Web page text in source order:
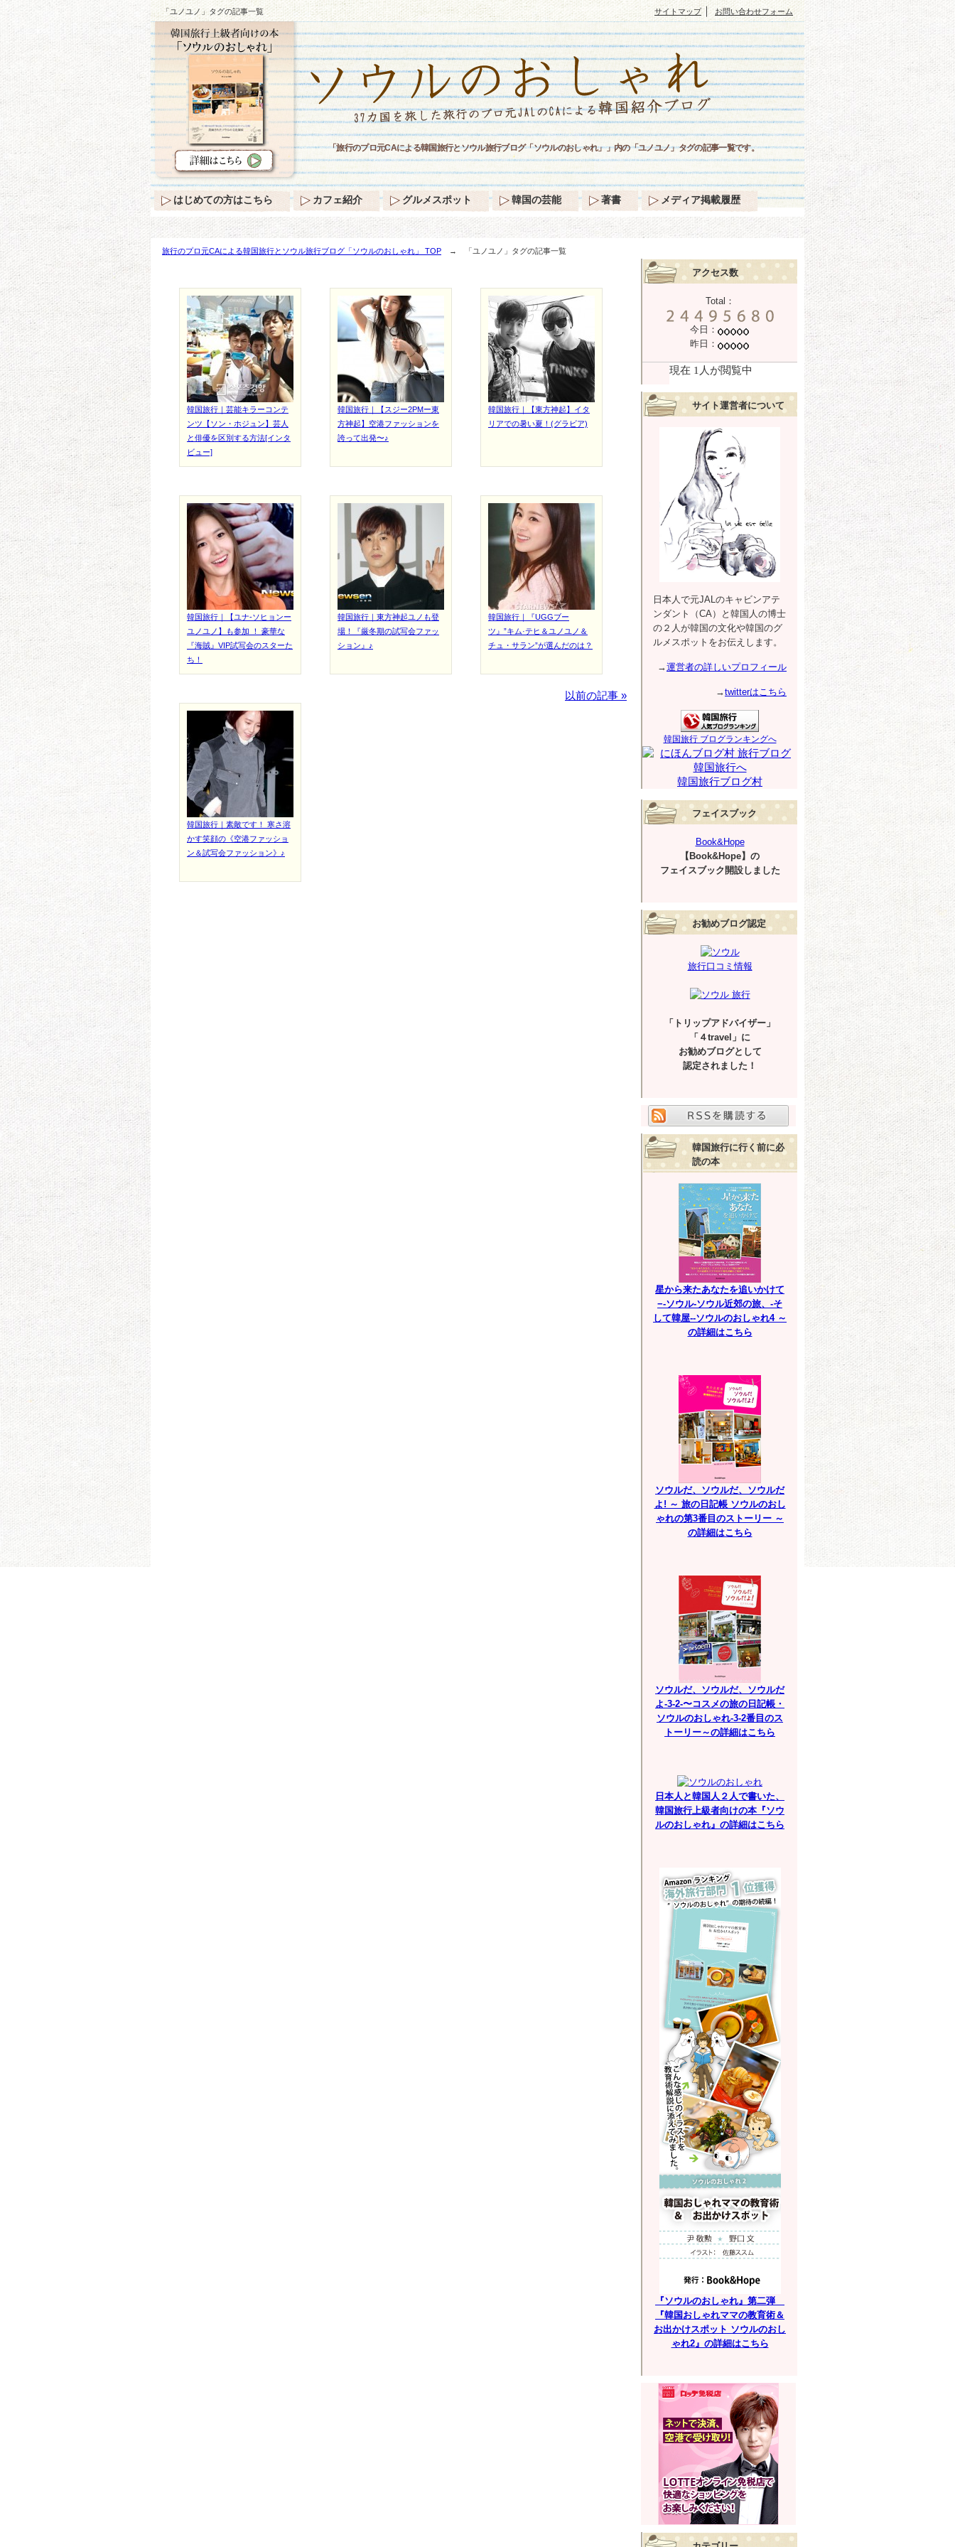
「ユノユノ」タグの記事一覧
旅行のプロ元CAによる韓国旅行とソウル旅行ブログ「ソウルのおしゃれ」 TOP → 「ユノユノ」タグの記事一覧
韓国旅行｜芸能キラーコンテ
ンツ【ソン・ホジュン】芸人
と俳優を区別する方法[インタ
ビュー]
韓国旅行｜【スジー2PMー東
方神起】空港ファッションを
誇って出発〜♪
韓国旅行｜【東方神起】イタ
リアでの暑い夏！(グラビア)
韓国旅行｜【ユナ-ソヒョンー
ユノユノ】も参加 ！ 豪華な
『海賊』VIP試写会のスターた
ち！
韓国旅行｜東方神起ユノも登
場！『厳冬期の試写会ファッ
ション』♪
韓国旅行｜『UGGブー
ツ』”キム·テヒ＆ユノユノ＆
チュ・サラン”が選んだのは？
韓国旅行｜素敵です！ 寒さ溶
かす笑顔の《空港ファッショ
ン＆試写会ファッション》♪
以前の記事 »
アクセス数
Total：
今日：
昨日：
サイト運営者について
日本人で元JALのキャビンアテ
ンダント（CA）と韓国人の博士
の２人が韓国の文化や韓国のグ
ルメスポットをお伝えします。
→運営者の詳しいプロフィール
→twitterはこちら
韓国旅行 ブログランキングへ
韓国旅行ブログ村
フェイスブック
Book&Hope
【Book&Hope】の
フェイスブック開設しました
お勧めブログ認定
旅行口コミ情報
「トリップアドバイザー」
「４travel」に
お勧めブログとして
認定されました！
韓国旅行に行く前に必
読の本
星から来たあなたを追いかけて
−-ソウル-ソウル近郊の旅、-そ
して韓屋--ソウルのおしゃれ4 ～
の詳細はこちら
ソウルだ、ソウルだ、ソウルだ
よ! ～ 旅の日記帳 ソウルのおし
ゃれの第3番目のストーリー ～
の詳細はこちら
ソウルだ、ソウルだ、ソウルだ
よ-3-2-〜コスメの旅の日記帳・
ソウルのおしゃれ-3-2番目のス
トーリー～の詳細はこちら
日本人と韓国人２人で書いた、
韓国旅行上級者向けの本『ソウ
ルのおしゃれ』の詳細はこちら
『ソウルのおしゃれ』第二弾
『韓国おしゃれママの教育術＆
お出かけスポット ソウルのおし
ゃれ2』の詳細はこちら
「旅行のプロ元CAによる韓国旅行とソウル旅行ブログ「ソウルのおしゃれ」」内の「ユノユノ」タグの記事一覧です。
サイトマップ｜ お問い合わせフォーム
はじめての方はこちら カフェ紹介 グルメスポット 韓国の芸能 著書 メディア掲載履歴